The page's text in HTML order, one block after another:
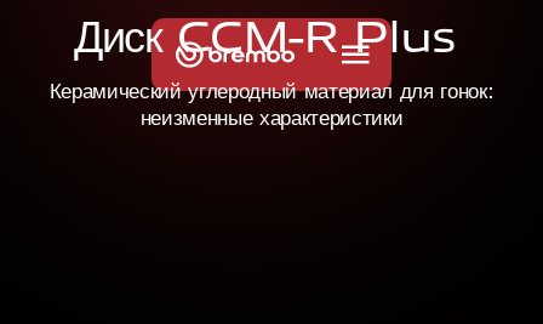
Диск CCM-R Plus
Керамический углеродный материал для гонок:
неизменные характеристики